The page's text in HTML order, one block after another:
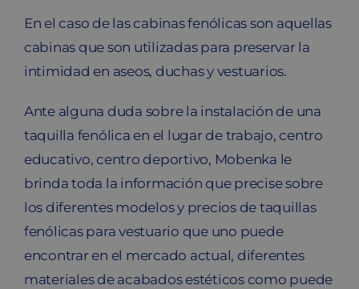
En el caso de las cabinas fenólicas son aquellas
cabinas que son utilizadas para preservar la
intimidad en aseos, duchas y vestuarios.
Ante alguna duda sobre la instalación de una
taquilla fenólica en el lugar de trabajo, centro
educativo, centro deportivo, Mobenka le
brinda toda la información que precise sobre
los diferentes modelos y precios de taquillas
fenólicas para vestuario que uno puede
encontrar en el mercado actual, diferentes
materiales de acabados estéticos como puede